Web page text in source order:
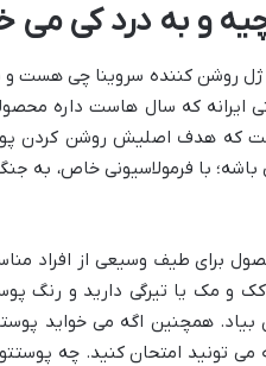
و به درد کی می
ژل روشن کننده سروینا چی
ایرانه که سال هاست داره
که هدف اصلیش روشن کردن
با فرمولاسیونی خاص، به
برای طیف وسیعی از افراد
مک یا تیرگی دارید و رنگ
همچنین اگه می خواید
می تونید امتحان کنید. چه